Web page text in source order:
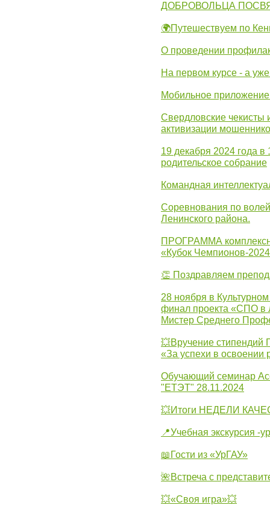
ДОБРОВОЛЬЦА
🌍Путешествуем по
О проведении
На первом курсе - а
Мобильное
Свердловские
активизации
19 декабря 2024 года
родительское собрание
Командная
Соревнования по
Ленинского района.
ПРОГРАММА
«Кубок Чемпионов-
👏 Поздравляем
28 ноября в
финал проекта «СПО в
Мистер Среднего
💥Вручение стипендий
«За успехи в освоении
Обучающий семинар
"ЕТЭТ" 28.11.2024
💥Итоги НЕДЕЛИ
📍Учебная экскурсия -
📖Гости из «УрГАУ»
🌺Встреча с
💥«Своя игра»💥